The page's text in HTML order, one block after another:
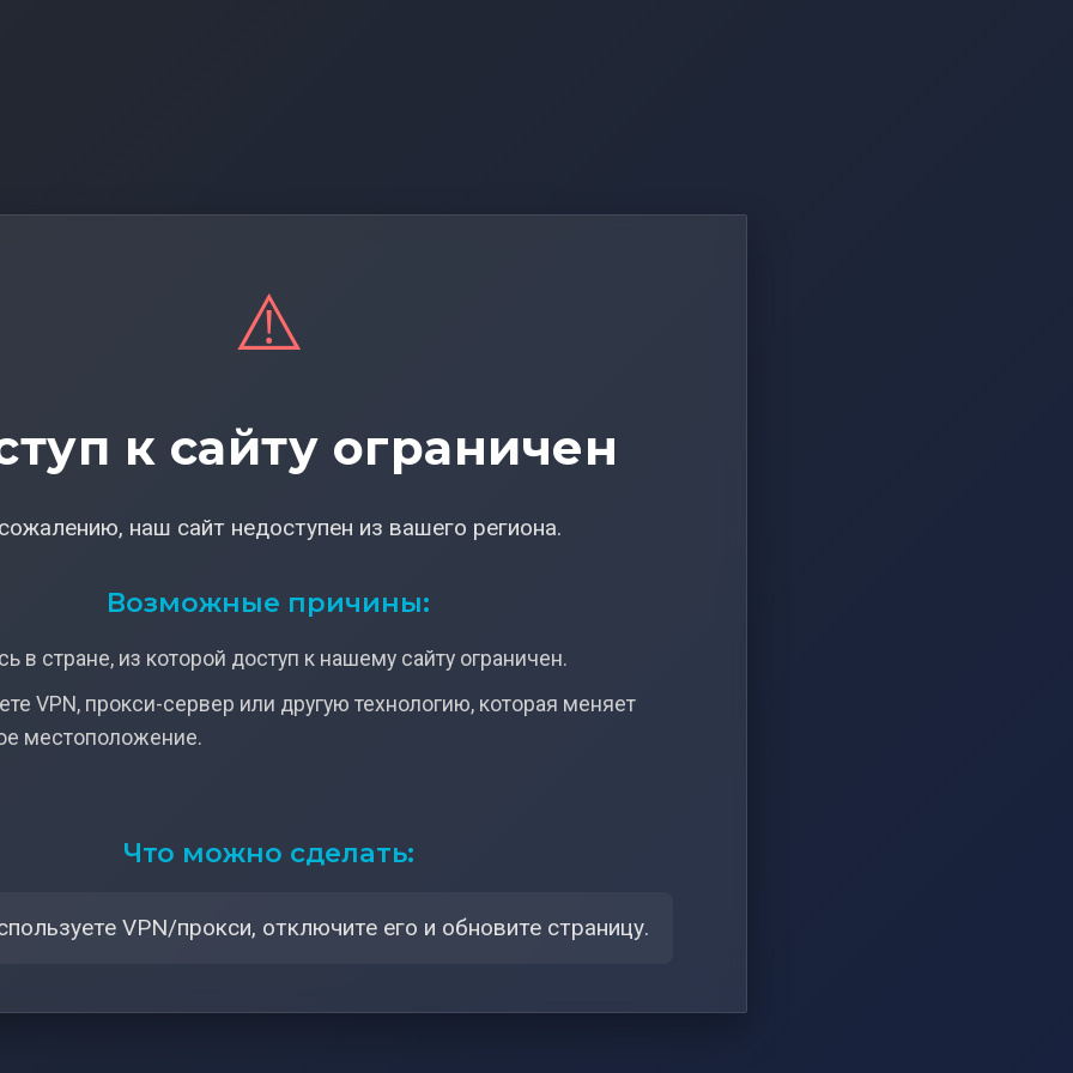
⚠️
к сайту ограничен
наш сайт недоступен из вашего региона.
Возможные причины:
в стране, из которой доступ к нашему сайту ограничен.
VPN, прокси-сервер или другую технологию, которая меняет
местоположение.
Что можно сделать:
VPN/прокси, отключите его и обновите страницу.